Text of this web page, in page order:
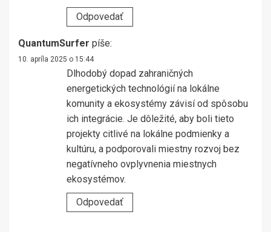
Odpovedať
QuantumSurfer píše:
10. apríla 2025 o 15:44
Dlhodobý dopad zahraničných
energetických technológií na lokálne
komunity a ekosystémy závisí od spôsobu
ich integrácie. Je dôležité, aby boli tieto
projekty citlivé na lokálne podmienky a
kultúru, a podporovali miestny rozvoj bez
negatívneho ovplyvnenia miestnych
ekosystémov.
Odpovedať